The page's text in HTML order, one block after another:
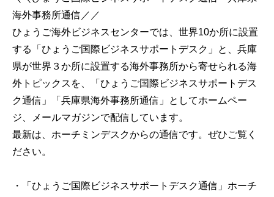
海外事務所通信／／
ひょうご海外ビジネスセンターでは、世界10か所に設置
する「ひょうご国際ビジネスサポートデスク」と、兵庫
県が世界３か所に設置する海外事務所から寄せられる海
外トピックスを、「ひょうご国際ビジネスサポートデス
ク通信」「兵庫県海外事務所通信」としてホームペー
ジ、メールマガジンで配信しています。
最新は、ホーチミンデスクからの通信です。ぜひご覧く
ださい。
・「ひょうご国際ビジネスサポートデスク通信」ホーチ